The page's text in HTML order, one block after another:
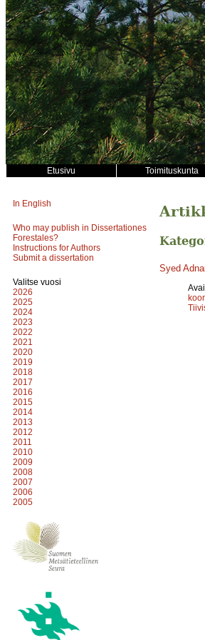
Etusivu Toimituskunta
In English
Who may publish in Dissertationes
Forestales?
Instructions for Authors
Submit a dissertation
Valitse vuosi
2026
2025
2024
2023
2022
2021
2020
2019
2018
2017
2016
2015
2014
2013
2012
2011
2010
2009
2008
2007
2006
2005
Syed